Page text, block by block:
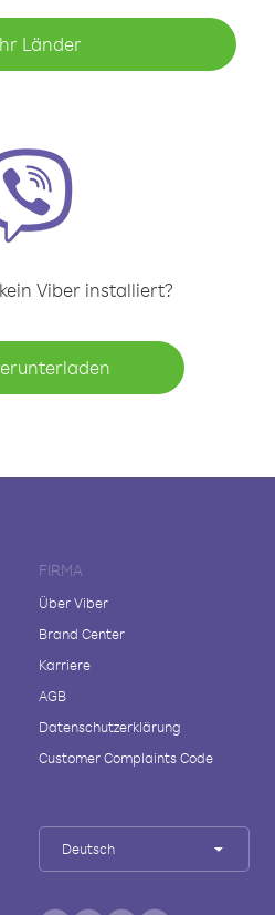
Länder
Viber installiert?
FIRMA
Über Viber
Brand Center
Karriere
AGB
Datenschutzerklärung
Customer Complaints Code
Deutsch